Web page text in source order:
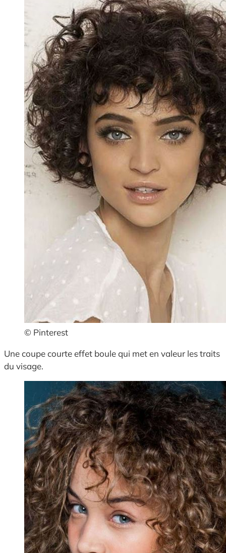
© Pinterest
Une coupe courte effet boule qui met en valeur les traits
du visage.